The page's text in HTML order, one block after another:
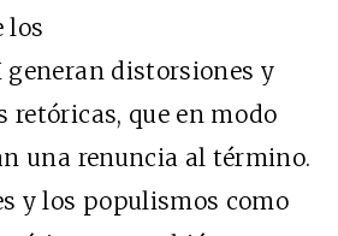
los
generan distorsiones y
retóricas, que en modo
una renuncia al término.
y los populismos como